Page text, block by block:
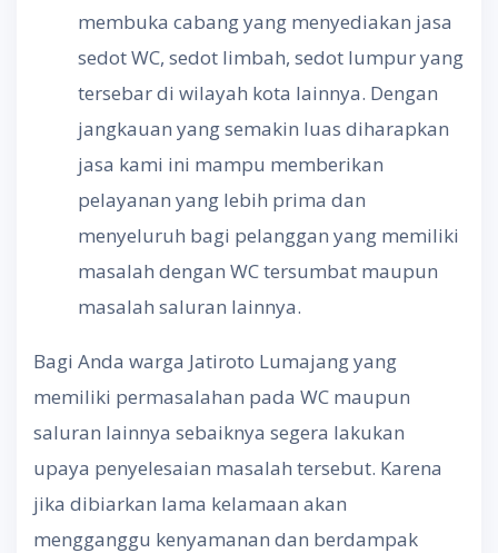
membuka cabang yang menyediakan jasa
sedot WC, sedot limbah, sedot lumpur yang
tersebar di wilayah kota lainnya. Dengan
jangkauan yang semakin luas diharapkan
jasa kami ini mampu memberikan
pelayanan yang lebih prima dan
menyeluruh bagi pelanggan yang memiliki
masalah dengan WC tersumbat maupun
masalah saluran lainnya.
Bagi Anda warga Jatiroto Lumajang yang
memiliki permasalahan pada WC maupun
saluran lainnya sebaiknya segera lakukan
upaya penyelesaian masalah tersebut. Karena
jika dibiarkan lama kelamaan akan
mengganggu kenyamanan dan berdampak